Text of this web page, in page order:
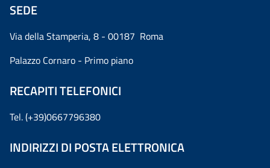
SEDE
Via della Stamperia, 8 - 00187 Roma
Palazzo Cornaro - Primo piano
RECAPITI TELEFONICI
Tel. (+39)0667796380
INDIRIZZI DI POSTA ELETTRONICA